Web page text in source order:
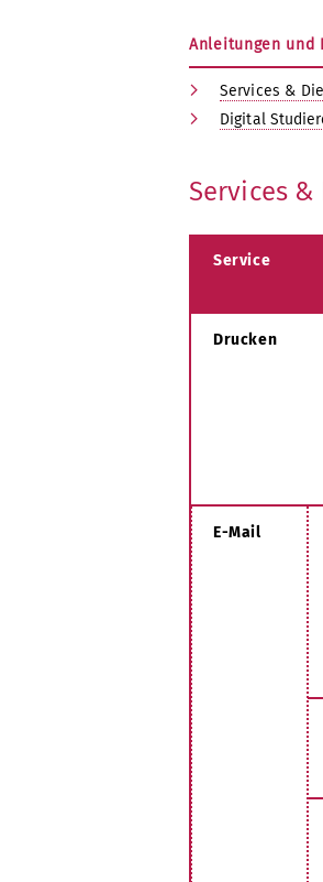
Anleitungen und
Services &
Digital
Services &
Service
Drucken
E-Mail